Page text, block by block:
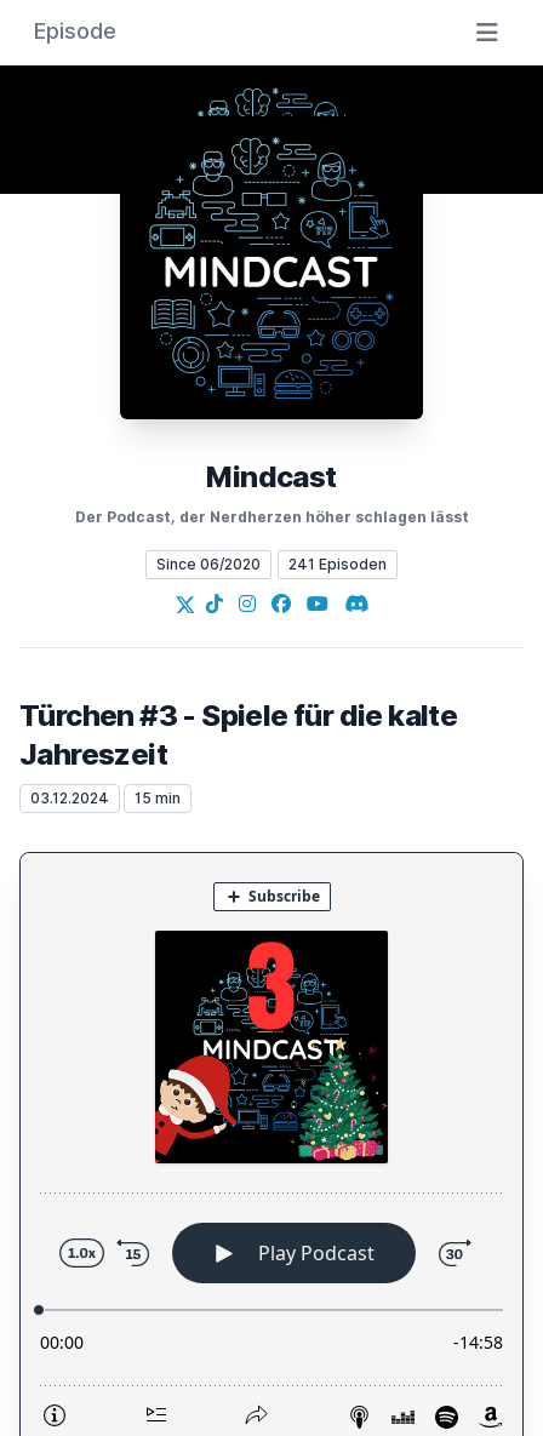
Episode
Mindcast
Der Podcast, der Nerdherzen höher schlagen lässt
Since 06/2020 241 Episoden
X TikTokInstagram
Facebook
YouTubeDiscord
Türchen #3 - Spiele für die kalte
Jahreszeit
03.12.2024 15 min